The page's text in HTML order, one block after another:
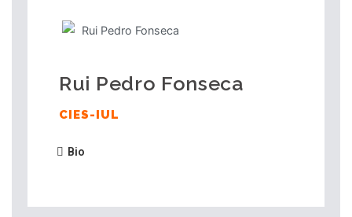
Rui Pedro Fonseca
CIES-IUL
Bio